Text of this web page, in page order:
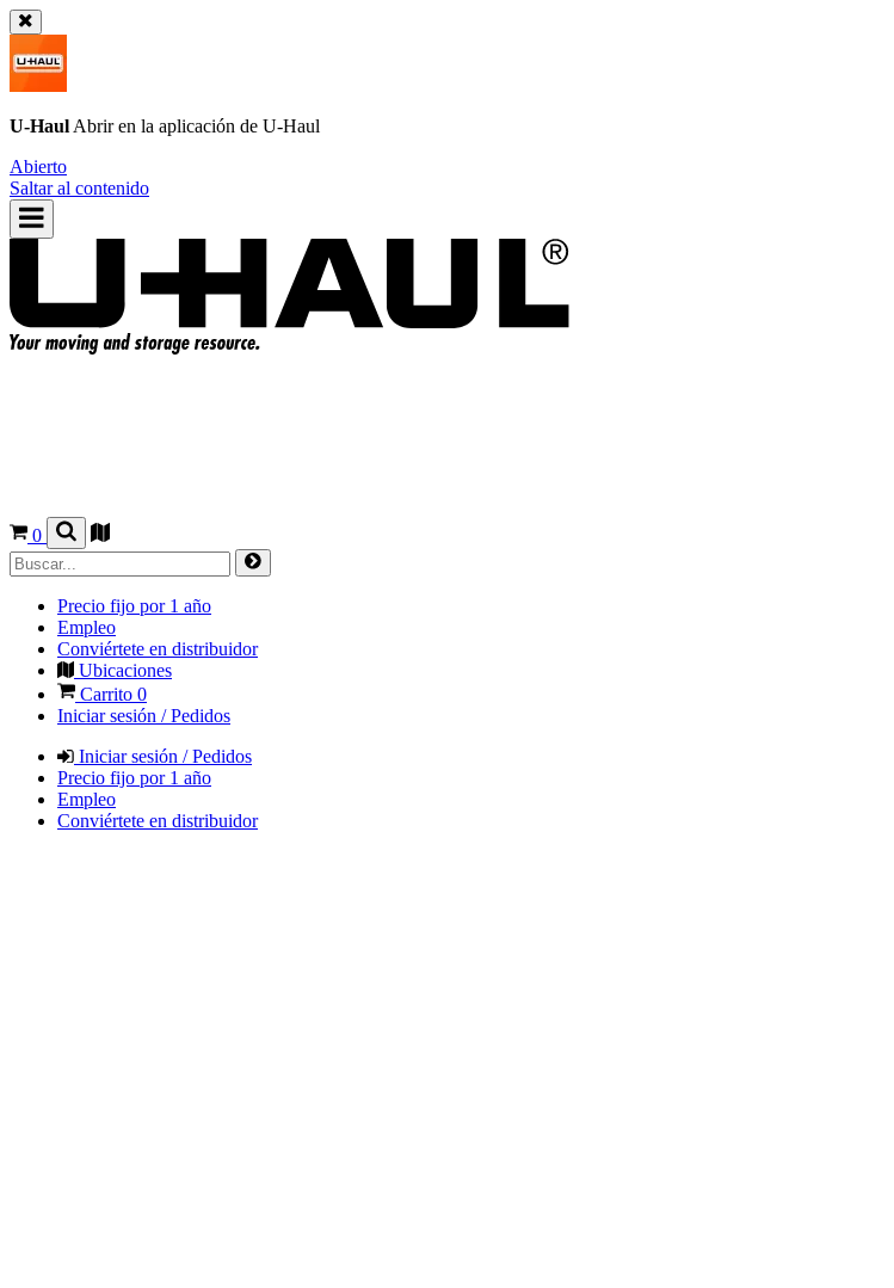
U-Haul Abrir en la aplicación de U-Haul
Abierto
Saltar al contenido
0
Precio fijo por 1 año
Empleo
Conviértete en distribuidor
Ubicaciones
Carrito 0
Iniciar sesión / Pedidos
Iniciar sesión / Pedidos
Precio fijo por 1 año
Empleo
Conviértete en distribuidor